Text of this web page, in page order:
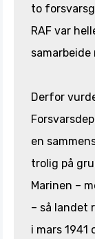
to
RAF var
samarbeide
Derfor
en
trolig på
Marinen –
– så landet
i mars